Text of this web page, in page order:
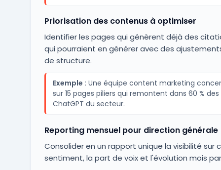
Priorisation des contenus à optimiser
Identifier les pages qui génèrent déjà des
qui pourraient en générer avec des
de structure.
Exemple : Une équipe content marketing
sur 15 pages piliers qui remontent dans 60 %
ChatGPT du secteur.
Reporting mensuel pour direction générale
Consolider en un rapport unique la visibilité sur
sentiment, la part de voix et l'évolution mois